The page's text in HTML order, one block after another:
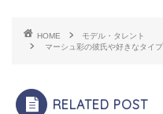
HOME
モデル・タレント
マーシュ彩の彼氏や好きなタイ
RELATED POST